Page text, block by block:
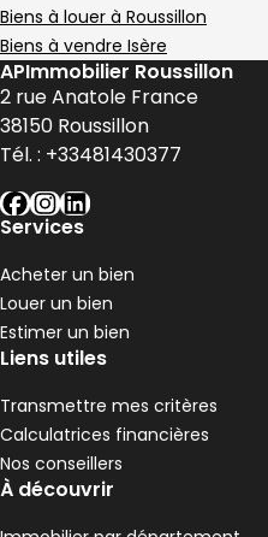
95 000 €
Roussillon - 38150
Maison • 2 pièces • 93 m²
DPE :
F 1 chambre
,
Terrain 316
107 m² 3
Aller à l'image1
Aller à l'image2
Aller à l'image3
Aller à l'image4
Aller à l'image5
299 000 €
Biens à louer à Roussillon
Biens à vendre Isère
APImmobilier Roussillon
2 rue Anatole France
38150 Roussillon
Tél. : +33481430377
facebook
instagram
linkedin
Services
Acheter un bien
Louer un bien
Estimer un bien
Liens utiles
Transmettre mes critères
Calculatrices financières
Nos conseillers
À découvrir